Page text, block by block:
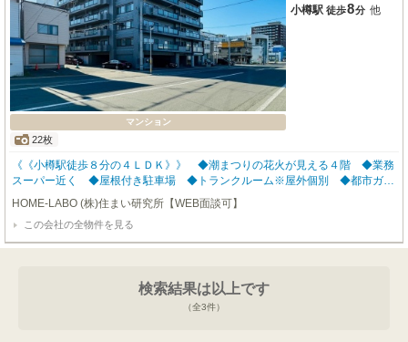
マンション
22枚
小樽駅 徒歩8分 他
《《小樽駅徒歩８分の４ＬＤＫ》》 ◆潮まつりの花火が見える４階 ◆業務
スーパー近く ◆屋根付き駐車場 ◆トランクルーム※屋外個別 ◆都市ガス
◆入居中ですが内覧もご相談下さい ★小樽から北海道の不動産を発信ＨＯＭ
Ｅ－ＬＡＢＯ★
HOME-LABO (株)住まい研究所【WEB面談可】
この会社の全物件を見る
検索結果は以上です
（全3件）